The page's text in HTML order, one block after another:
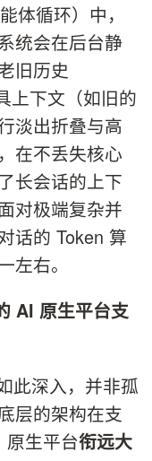
体循环）中，
统会在后台静
旧历史
上下文（如旧的
淡出折叠与高
在不丢失核心
长会话的上下
对极端复杂并
话的 Token 算
左右。
AI 原生平台支
此深入，并非孤
层的架构在支
生平台衔远大